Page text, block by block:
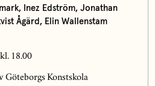
Inez Edström, Jonathan
Ågärd, Elin Wallenstam
18.00
Göteborgs Konstskola